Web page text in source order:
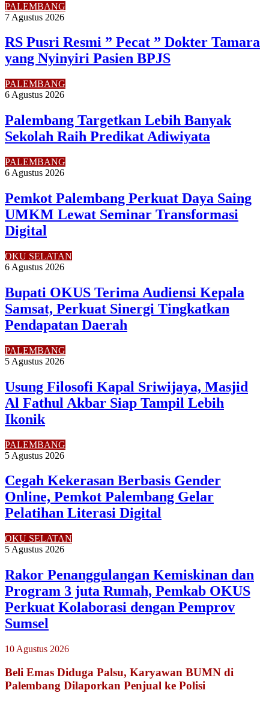
PALEMBANG
7 Agustus 2026
RS Pusri Resmi ” Pecat ” Dokter Tamara
yang Nyinyiri Pasien BPJS
PALEMBANG
6 Agustus 2026
Palembang Targetkan Lebih Banyak
Sekolah Raih Predikat Adiwiyata
PALEMBANG
6 Agustus 2026
Pemkot Palembang Perkuat Daya Saing
UMKM Lewat Seminar Transformasi
Digital
OKU SELATAN
6 Agustus 2026
Bupati OKUS Terima Audiensi Kepala
Samsat, Perkuat Sinergi Tingkatkan
Pendapatan Daerah
PALEMBANG
5 Agustus 2026
Usung Filosofi Kapal Sriwijaya, Masjid
Al Fathul Akbar Siap Tampil Lebih
Ikonik
PALEMBANG
5 Agustus 2026
Cegah Kekerasan Berbasis Gender
Online, Pemkot Palembang Gelar
Pelatihan Literasi Digital
OKU SELATAN
5 Agustus 2026
Rakor Penanggulangan Kemiskinan dan
Program 3 juta Rumah, Pemkab OKUS
Perkuat Kolaborasi dengan Pemprov
Sumsel
10 Agustus 2026
Beli Emas Diduga Palsu, Karyawan BUMN di
Palembang Dilaporkan Penjual ke Polisi